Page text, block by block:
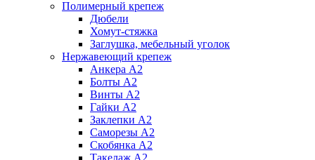
Полимерный крепеж
Дюбели
Хомут-стяжка
Заглушка, мебельный уголок
Нержавеющий крепеж
Анкера А2
Болты А2
Винты А2
Гайки А2
Заклепки А2
Саморезы А2
Скобянка А2
Такелаж А2